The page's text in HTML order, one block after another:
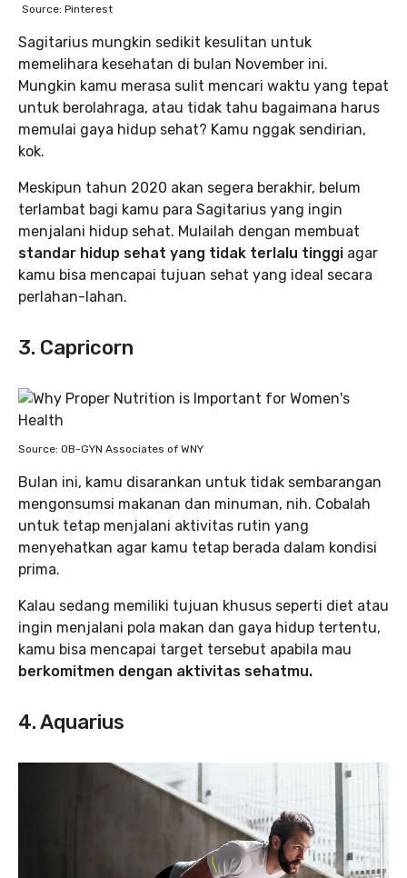
Source: Pinterest
Sagitarius mungkin sedikit kesulitan untuk
memelihara kesehatan di bulan November ini.
Mungkin kamu merasa sulit mencari waktu yang tepat
untuk berolahraga, atau tidak tahu bagaimana harus
memulai gaya hidup sehat? Kamu nggak sendirian,
kok.
Meskipun tahun 2020 akan segera berakhir, belum
terlambat bagi kamu para Sagitarius yang ingin
menjalani hidup sehat. Mulailah dengan membuat
standar hidup sehat yang tidak terlalu tinggi agar
kamu bisa mencapai tujuan sehat yang ideal secara
perlahan-lahan.
3. Capricorn
Source: OB-GYN Associates of WNY
Bulan ini, kamu disarankan untuk tidak sembarangan
mengonsumsi makanan dan minuman, nih. Cobalah
untuk tetap menjalani aktivitas rutin yang
menyehatkan agar kamu tetap berada dalam kondisi
prima.
Kalau sedang memiliki tujuan khusus seperti diet atau
ingin menjalani pola makan dan gaya hidup tertentu,
kamu bisa mencapai target tersebut apabila mau
berkomitmen dengan aktivitas sehatmu.
4. Aquarius